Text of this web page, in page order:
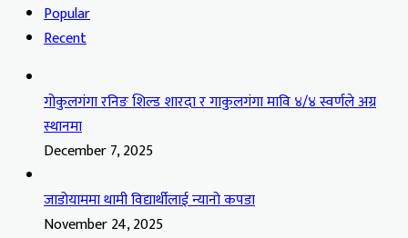
Popular
Recent
गोकुलगंगा रनिङ शिल्ड शारदा र गाकुलगंगा मावि ४/४ स्वर्णले अग्र
स्थानमा
December 7, 2025
जाडोयाममा थामी विद्यार्थीलाई न्यानो कपडा
November 24, 2025